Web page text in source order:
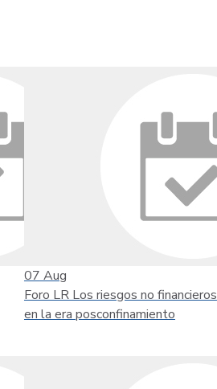
07 Aug
Foro LR Los riesgos no financieros
en la era posconfinamiento